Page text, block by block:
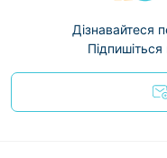
Дізнавайтеся